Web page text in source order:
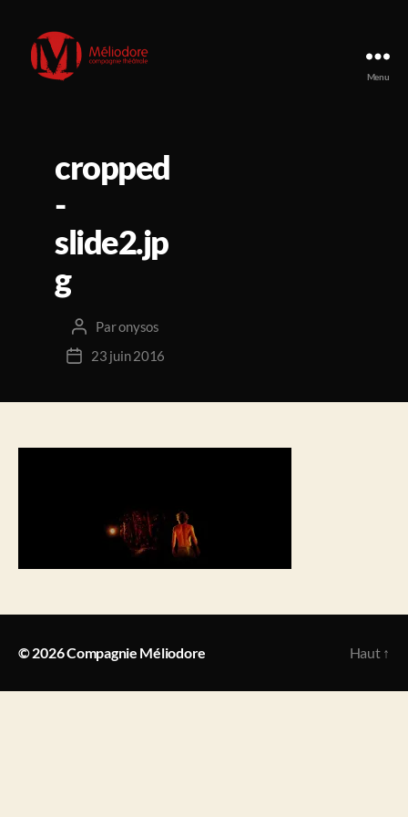
Menu
cropped
-
slide2.jp
g
Auteur
de
l’article
Paronysos
Date23 juin 2016
© 2026Compagnie Méliodore Haut ↑